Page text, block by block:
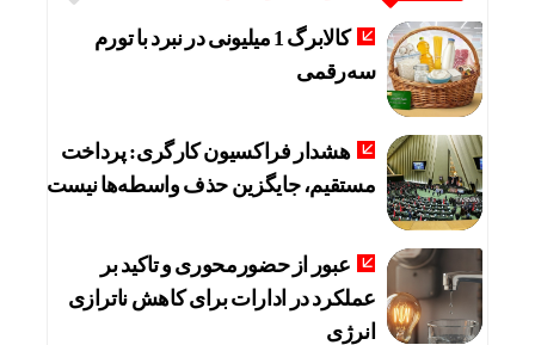
کالابرگ 1 میلیونی در نبرد با تورم
سه‌رقمی
هشدار فراکسیون کارگری: پرداخت
مستقیم، جایگزین حذف واسطه‌ها نیست
عبور از حضورمحوری و تاکید بر
عملکرد در ادارات برای کاهش ناترازی
انرژی